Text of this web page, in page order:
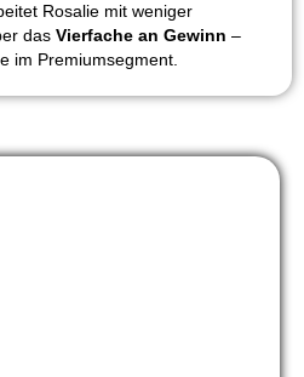
Rosalie mit weniger
das Vierfache an Gewinn –
im Premiumsegment.